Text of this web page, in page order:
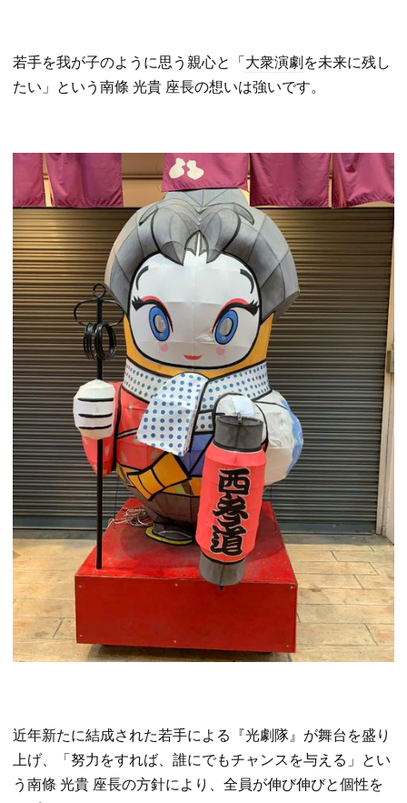
若手を我が子のように思う親心と「大衆演劇を未来に残し
たい」という南條 光貴 座長の想いは強いです。
近年新たに結成された若手による『光劇隊』が舞台を盛り
上げ、「努力をすれば、誰にでもチャンスを与える」とい
う南條 光貴 座長の方針により、全員が伸び伸びと個性を